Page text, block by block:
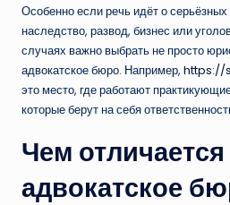
Особенно если речь идёт о
наследство, развод, бизнес или
случаях важно выбрать не просто
адвокатское бюро. Например, https://
это место, где работают
которые берут на себя
Чем отличается
адвокатское